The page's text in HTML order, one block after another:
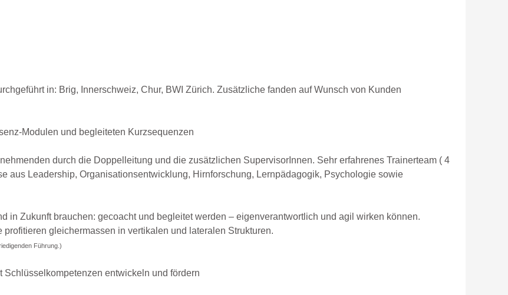
in: Brig, Innerschweiz, Chur, BWI Zürich. Zusätzliche fanden auf Wunsch von Kunden
Modulen und begleiteten Kurzsequenzen
durch die Doppelleitung und die zusätzlichen SupervisorInnen. Sehr erfahrenes Trainerteam ( 4
aus Leadership, Organisationsentwicklung, Hirnforschung, Lernpädagogik, Psychologie sowie
in Zukunft brauchen: gecoacht und begleitet werden – eigenverantwortlich und agil wirken können.
gleichermassen in vertikalen und lateralen Strukturen.
Führung.)
entwickeln und fördern